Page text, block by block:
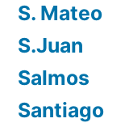
S. Mateo
S.Juan
Salmos
Santiago